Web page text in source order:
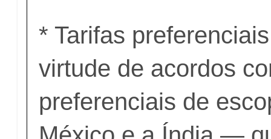
* Tarifas
virtude de acordos
preferenciais de